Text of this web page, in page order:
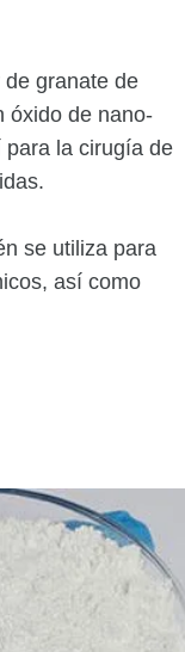
granate de
óxido de nano-
para la cirugía de
se utiliza para
así como